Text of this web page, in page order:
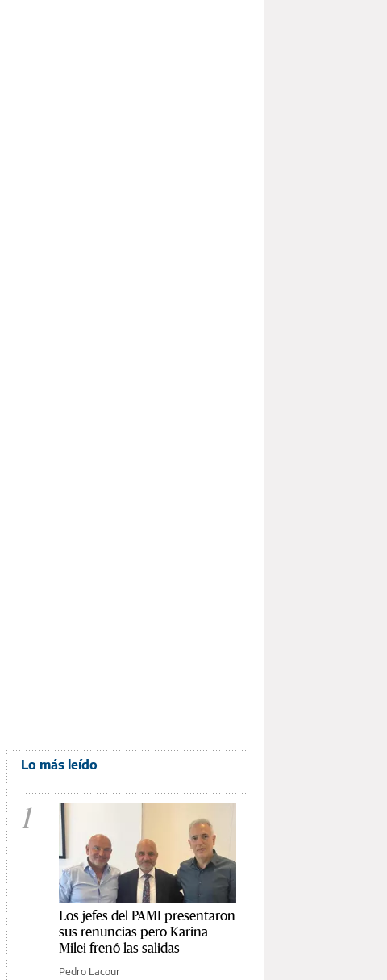
Lo más leído
1
Los jefes del PAMI presentaron
sus renuncias pero Karina
Milei frenó las salidas
Pedro Lacour